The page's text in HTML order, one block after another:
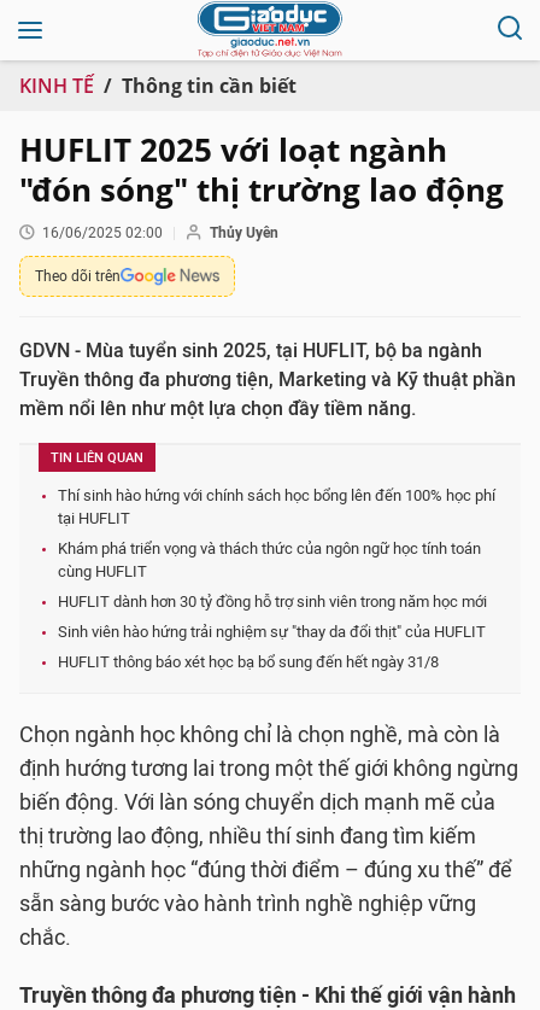
KINH TẾ Thông tin cần biết
HUFLIT 2025 với loạt ngành
"đón sóng" thị trường lao động
16/06/2025 02:00 Thủy Uyên
Theo dõi trên
GDVN - Mùa tuyển sinh 2025, tại HUFLIT, bộ ba ngành
Truyền thông đa phương tiện, Marketing và Kỹ thuật phần
mềm nổi lên như một lựa chọn đầy tiềm năng.
TIN LIÊN QUAN
Thí sinh hào hứng với chính sách học bổng lên đến 100% học phí
tại HUFLIT
Khám phá triển vọng và thách thức của ngôn ngữ học tính toán
cùng HUFLIT
HUFLIT dành hơn 30 tỷ đồng hỗ trợ sinh viên trong năm học mới
Sinh viên hào hứng trải nghiệm sự "thay da đổi thịt" của HUFLIT
HUFLIT thông báo xét học bạ bổ sung đến hết ngày 31/8
Chọn ngành học không chỉ là chọn nghề, mà còn là
định hướng tương lai trong một thế giới không ngừng
biến động. Với làn sóng chuyển dịch mạnh mẽ của
thị trường lao động, nhiều thí sinh đang tìm kiếm
những ngành học “đúng thời điểm – đúng xu thế” để
sẵn sàng bước vào hành trình nghề nghiệp vững
chắc.
Truyền thông đa phương tiện - Khi thế giới vận hành